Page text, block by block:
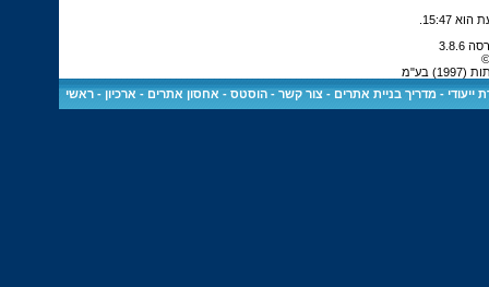
15:47
.
בע"מ
ייעודי -מדריך בניית אתרים -צור קשר -הוסטס - אחסון אתרים - ארכיון -ראשי